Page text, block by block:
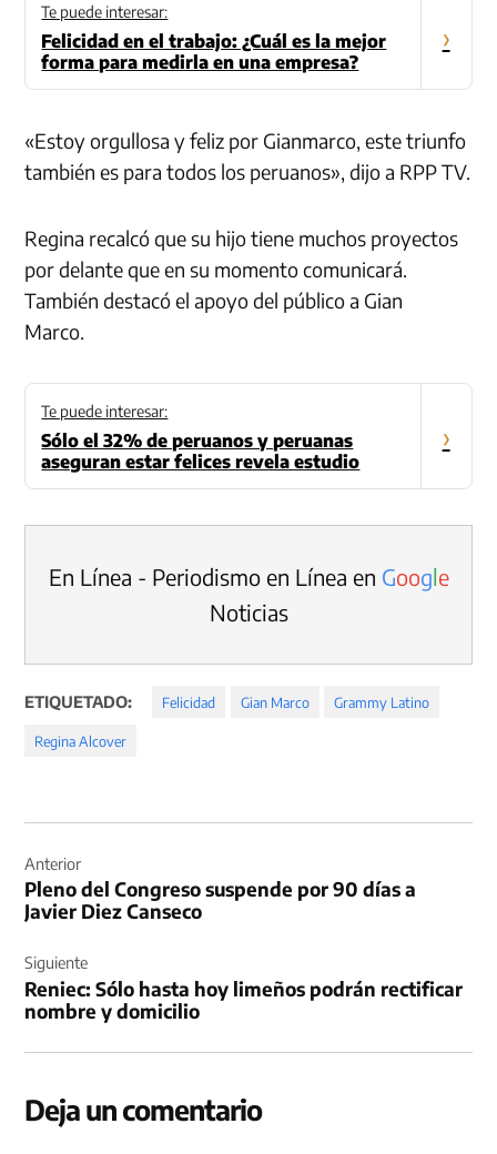
Te puede interesar:
Felicidad en el trabajo: ¿Cuál es la mejor
forma para medirla en una empresa?
›
«Estoy orgullosa y feliz por Gianmarco, este triunfo
también es para todos los peruanos», dijo a RPP TV.
Regina recalcó que su hijo tiene muchos proyectos
por delante que en su momento comunicará.
También destacó el apoyo del público a Gian
Marco.
Te puede interesar:
Sólo el 32% de peruanos y peruanas
aseguran estar felices revela estudio
›
En Línea - Periodismo en Línea en Google
Noticias
ETIQUETADO: Felicidad Gian Marco Grammy Latino
Regina Alcover
de
entradas
Anterior
Pleno del Congreso suspende por 90 días a
Javier Diez Canseco
Siguiente
Reniec: Sólo hasta hoy limeños podrán rectificar
nombre y domicilio
Deja un comentario